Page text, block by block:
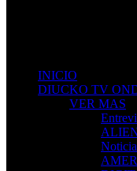
INICIO
DIUCKO TV
VER MAS